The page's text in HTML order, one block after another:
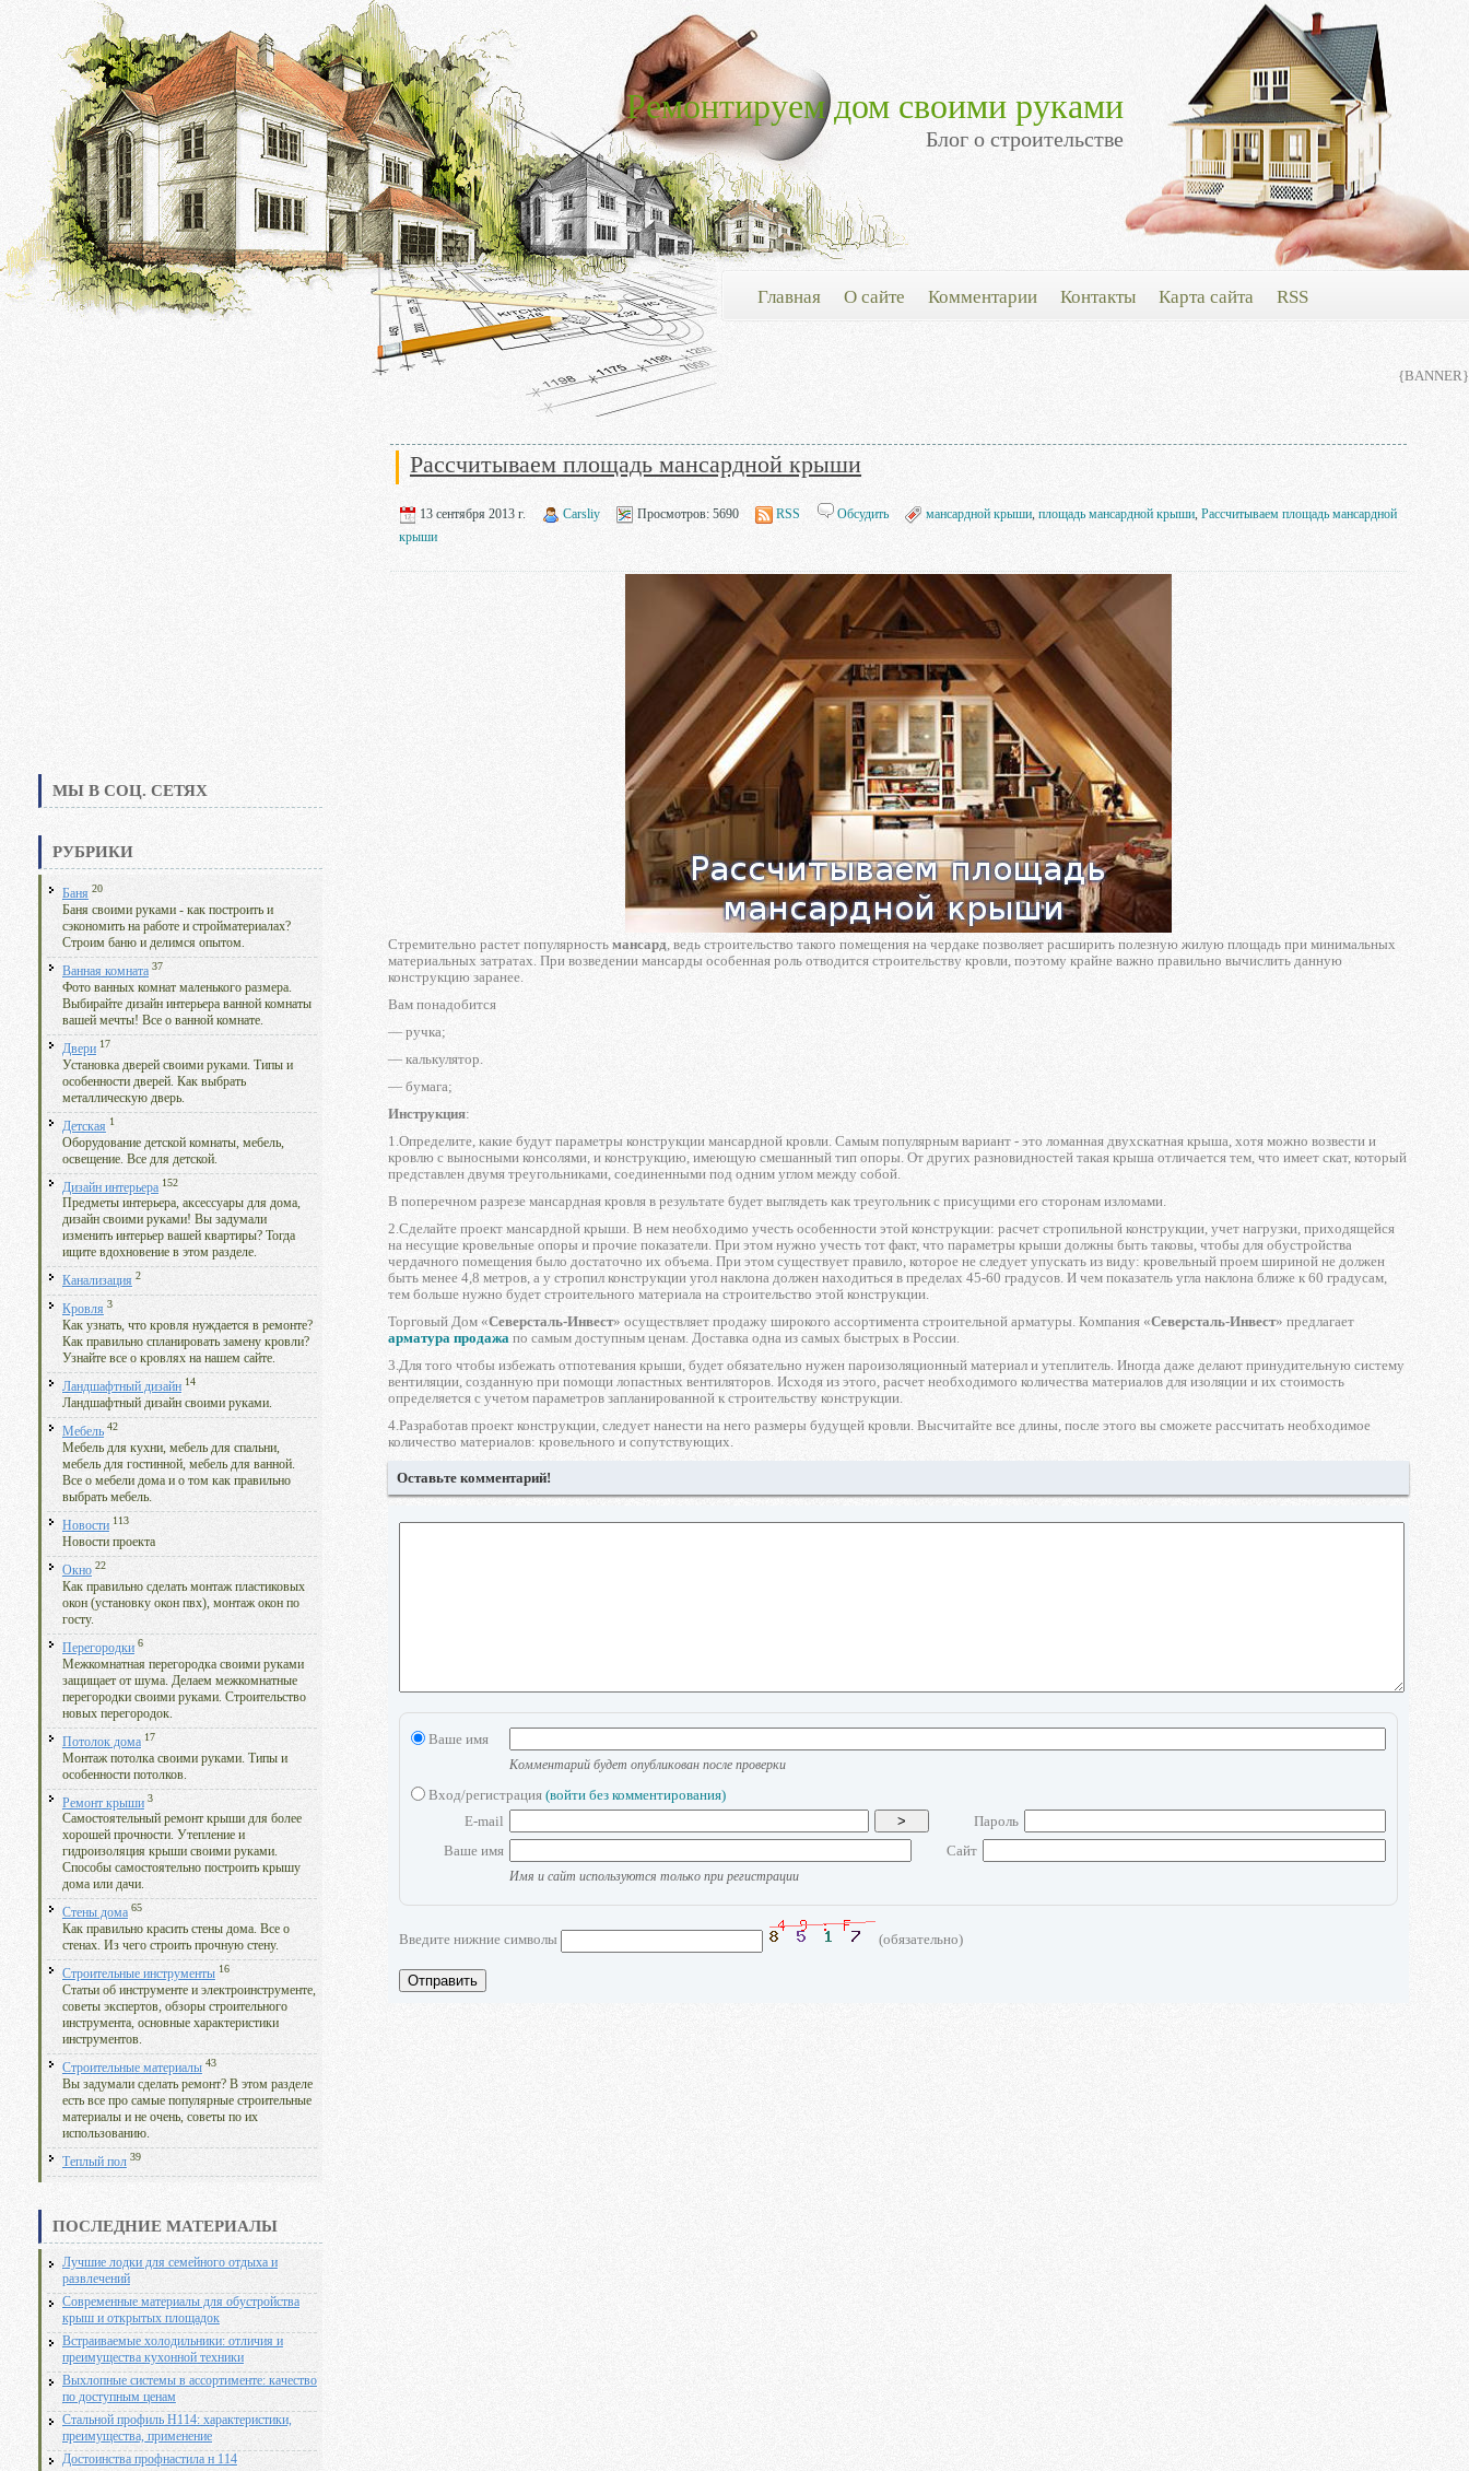
Ремонтируем дом своими руками
Блог о строительстве
Главная О сайте Комментарии Контакты Карта сайта RSS
{BANNER}
МЫ В СОЦ. СЕТЯХ
РУБРИКИ
Баня 20
Баня своими руками - как построить и
сэкономить на работе и стройматериалах?
Строим баню и делимся опытом.
Ванная комната 37
Фото ванных комнат маленького размера.
Выбирайте дизайн интерьера ванной комнаты
вашей мечты! Все о ванной комнате.
Двери 17
Установка дверей своими руками. Типы и
особенности дверей. Как выбрать
металлическую дверь.
Детская 1
Оборудование детской комнаты, мебель,
освещение. Все для детской.
Дизайн интерьера 152
Предметы интерьера, аксессуары для дома,
дизайн своими руками! Вы задумали
изменить интерьер вашей квартиры? Тогда
ищите вдохновение в этом разделе.
Канализация 2
Кровля 3
Как узнать, что кровля нуждается в ремонте?
Как правильно спланировать замену кровли?
Узнайте все о кровлях на нашем сайте.
Ландшафтный дизайн 14
Ландшафтный дизайн своими руками.
Мебель 42
Мебель для кухни, мебель для спальни,
мебель для гостинной, мебель для ванной.
Все о мебели дома и о том как правильно
выбрать мебель.
Новости 113
Новости проекта
Окно 22
Как правильно сделать монтаж пластиковых
окон (установку окон пвх), монтаж окон по
госту.
Перегородки 6
Межкомнатная перегородка своими руками
защищает от шума. Делаем межкомнатные
перегородки своими руками. Строительство
новых перегородок.
Потолок дома 17
Монтаж потолка своими руками. Типы и
особенности потолков.
Ремонт крыши 3
Самостоятельный ремонт крыши для более
хорошей прочности. Утепление и
гидроизоляция крыши своими руками.
Способы самостоятельно построить крышу
дома или дачи.
Стены дома 65
Как правильно красить стены дома. Все о
стенах. Из чего строить прочную стену.
Строительные инструменты 16
Статьи об инструменте и электроинструменте,
советы экспертов, обзоры строительного
инструмента, основные характеристики
инструментов.
Строительные материалы 43
Вы задумали сделать ремонт? В этом разделе
есть все про самые популярные строительные
материалы и не очень, советы по их
использованию.
Теплый пол 39
ПОСЛЕДНИЕ МАТЕРИАЛЫ
Лучшие лодки для семейного отдыха и
развлечений
Современные материалы для обустройства
крыш и открытых площадок
Встраиваемые холодильники: отличия и
преимущества кухонной техники
Выхлопные системы в ассортименте: качество
по доступным ценам
Стальной профиль Н114: характеристики,
преимущества, применение
Достоинства профнастила н 114
Рассчитываем площадь мансардной крыши
13 сентября 2013 г. Carsliy Просмотров: 5690 RSS Обсудить мансардной крыши, площадь мансардной крыши, Рассчитываем площадь мансардной
крыши
Стремительно растет популярность мансард, ведь строительство такого помещения на чердаке позволяет расширить полезную жилую площадь при минимальных
материальных затратах. При возведении мансарды особенная роль отводится строительству кровли, поэтому крайне важно правильно вычислить данную
конструкцию заранее.
Вам понадобится
— ручка;
— калькулятор.
— бумага;
Инструкция:
1.Определите, какие будут параметры конструкции мансардной кровли. Самым популярным вариант - это ломанная двухскатная крыша, хотя можно возвести и
кровлю с выносными консолями, и конструкцию, имеющую смешанный тип опоры. От других разновидностей такая крыша отличается тем, что имеет скат, который
представлен двумя треугольниками, соединенными под одним углом между собой.
В поперечном разрезе мансардная кровля в результате будет выглядеть как треугольник с присущими его сторонам изломами.
2.Сделайте проект мансардной крыши. В нем необходимо учесть особенности этой конструкции: расчет стропильной конструкции, учет нагрузки, приходящейся
на несущие кровельные опоры и прочие показатели. При этом нужно учесть тот факт, что параметры крыши должны быть таковы, чтобы для обустройства
чердачного помещения было достаточно их объема. При этом существует правило, которое не следует упускать из виду: кровельный проем шириной не должен
быть менее 4,8 метров, а у стропил конструкции угол наклона должен находиться в пределах 45-60 градусов. И чем показатель угла наклона ближе к 60 градусам,
тем больше нужно будет строительного материала на строительство этой конструкции.
Торговый Дом «Северсталь-Инвест» осуществляет продажу широкого ассортимента строительной арматуры. Компания «Северсталь-Инвест» предлагает
арматура продажа по самым доступным ценам. Доставка одна из самых быстрых в России.
3.Для того чтобы избежать отпотевания крыши, будет обязательно нужен пароизоляционный материал и утеплитель. Иногда даже делают принудительную систему
вентиляции, созданную при помощи лопастных вентиляторов. Исходя из этого, расчет необходимого количества материалов для изоляции и их стоимость
определяется с учетом параметров запланированной к строительству конструкции.
4.Разработав проект конструкции, следует нанести на него размеры будущей кровли. Высчитайте все длины, после этого вы сможете рассчитать необходимое
количество материалов: кровельного и сопутствующих.
Оставьте комментарий!
Ваше имя
Комментарий будет опубликован после проверки
Вход/регистрация (войти без комментирования)
E-mail
>
Пароль
Ваше имя
Сайт
Имя и сайт используются только при регистрации
Введите нижние символы (обязательно)
Отправить